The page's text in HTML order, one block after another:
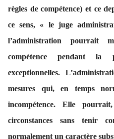
règles de compétence) et ce
ce sens, « le juge
l’administration pourrait
compétence pendant la
exceptionnelles.
mesures qui, en temps
incompétence. Elle
circonstances sans tenir
normalement un caractère